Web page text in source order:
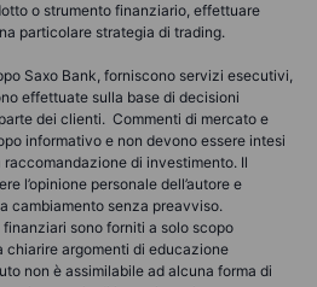
o strumento finanziario, effettuare
particolare strategia di trading.
Saxo Bank, forniscono servizi esecutivi,
effettuate sulla base di decisioni
dei clienti. Commenti di mercato e
informativo e non devono essere intesi
di investimento. Il
l’opinione personale dell’autore e
cambiamento senza preavviso.
sono forniti a solo scopo
chiarire argomenti di educazione
non è assimilabile ad alcuna forma di